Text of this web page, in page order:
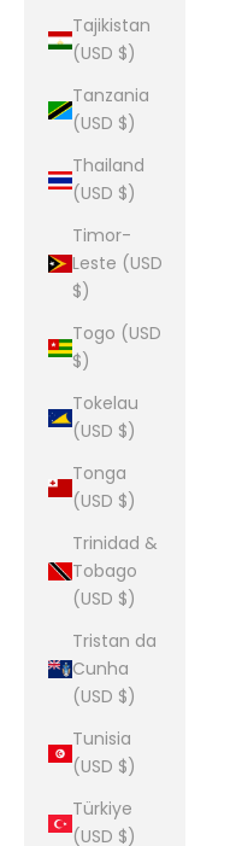
Tajikistan
(USD $)
Tanzania
(USD $)
Thailand
(USD $)
Timor-
Leste (USD
$)
Togo (USD
$)
Tokelau
(USD $)
Tonga
(USD $)
Trinidad &
Tobago
(USD $)
Tristan da
Cunha
(USD $)
Tunisia
(USD $)
Türkiye
(USD $)